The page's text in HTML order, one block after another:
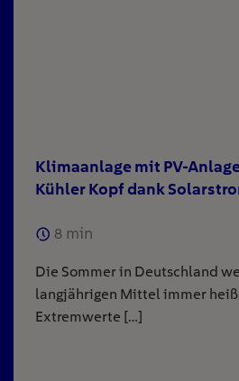
Klimaanlage mit PV-
Kühler Kopf dank
8 min
Die Sommer in Deutschland
langjährigen Mittel immer
Extremwerte […]